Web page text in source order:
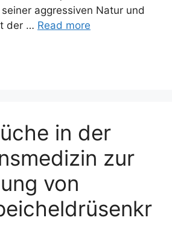
aggressiven Natur und
der … Read more
in der
zur
von